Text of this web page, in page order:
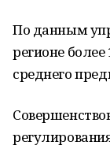
По данным
регионе
среднего